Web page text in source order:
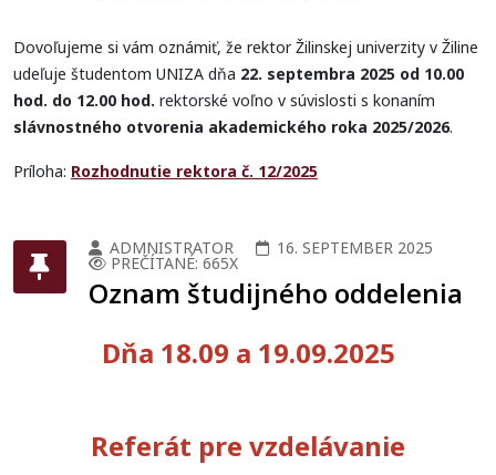
Dovoľujeme si vám oznámiť, že rektor Žilinskej univerzity v Žiline
udeľuje študentom UNIZA dňa 22. septembra 2025 od 10.00
hod. do 12.00 hod. rektorské voľno v súvislosti s konaním
slávnostného otvorenia akademického roka 2025/2026.
Príloha: Rozhodnutie rektora č. 12/2025
ADMNISTRATOR 16. SEPTEMBER 2025
PREČÍTANÉ: 665X
Oznam študijného oddelenia
Dňa 18.09 a 19.09.2025
Referát pre vzdelávanie